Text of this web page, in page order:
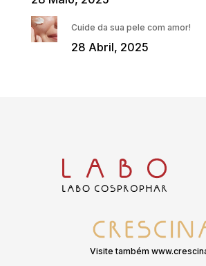
Cuide da sua pele com amor!
28 Abril, 2025
Visite também